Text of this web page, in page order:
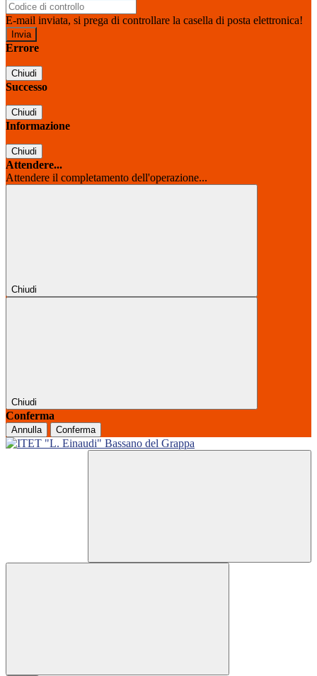
E-mail inviata, si prega di controllare la casella di posta elettronica!
Errore
Chiudi
Successo
Chiudi
Informazione
Chiudi
Attendere...
Attendere il completamento dell'operazione...
Chiudi
Chiudi
Conferma
Annulla Conferma